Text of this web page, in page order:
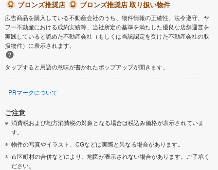
ブロンズ推奨店
ブロンズ推奨店 取り扱い物件
広告商品を購入している不動産会社のうち、物件情報の正確性、法令遵守、ヤ
フー不動産における成約実績等、当社所定の基準を満たした優良な店舗運営を
実践していると認めた不動産会社（もしくは当該認定を受けた不動産会社の取
扱物件）に表示されます。
タップすると用語の意味が書かれたポップアップが開きます。
PRマークについて
ご注意
消費税および地方消費税の対象となる場合は税込み価格が表示されていま
す。
物件の写真やイラスト、CGなどは実際と異なる場合があります。
市区町村の合併などにより、地図が表示されない場合があります。ご了承く
ださい。